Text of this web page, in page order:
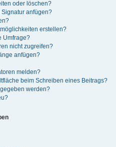
oder löschen?
anfügen?
erstellen?
Umfrage?
nicht zugreifen?
anfügen?
melden?
beim Schreiben eines Beitrags?
werden?